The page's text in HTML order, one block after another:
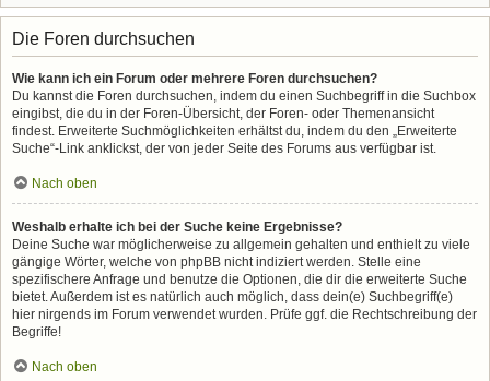
Die Foren durchsuchen
Wie kann ich ein Forum oder mehrere Foren durchsuchen?
Du kannst die Foren durchsuchen, indem du einen Suchbegriff in die Suchbox
eingibst, die du in der Foren-Übersicht, der Foren- oder Themenansicht
findest. Erweiterte Suchmöglichkeiten erhältst du, indem du den „Erweiterte
Suche“-Link anklickst, der von jeder Seite des Forums aus verfügbar ist.
Nach oben
Weshalb erhalte ich bei der Suche keine Ergebnisse?
Deine Suche war möglicherweise zu allgemein gehalten und enthielt zu viele
gängige Wörter, welche von phpBB nicht indiziert werden. Stelle eine
spezifischere Anfrage und benutze die Optionen, die dir die erweiterte Suche
bietet. Außerdem ist es natürlich auch möglich, dass dein(e) Suchbegriff(e)
hier nirgends im Forum verwendet wurden. Prüfe ggf. die Rechtschreibung der
Begriffe!
Nach oben